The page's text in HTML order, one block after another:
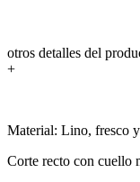
otros detalles del
+
Material: Lino, fresco
Corte recto con cuello